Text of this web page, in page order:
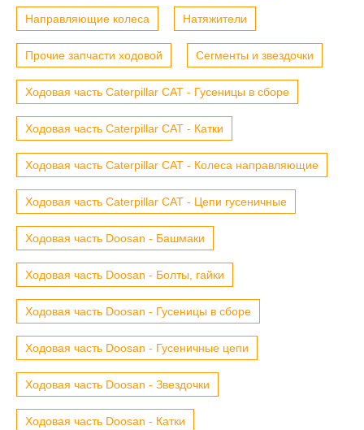
Направляющие колеса Натяжители
Прочие запчасти ходовой Сегменты и звездочки
Ходовая часть Caterpillar CAT - Гусеницы в сборе
Ходовая часть Caterpillar CAT - Катки
Ходовая часть Caterpillar CAT - Колеса направляющие
Ходовая часть Caterpillar CAT - Цепи гусеничные
Ходовая часть Doosan - Башмаки
Ходовая часть Doosan - Болты, гайки
Ходовая часть Doosan - Гусеницы в сборе
Ходовая часть Doosan - Гусеничные цепи
Ходовая часть Doosan - Звездочки
Ходовая часть Doosan - Катки